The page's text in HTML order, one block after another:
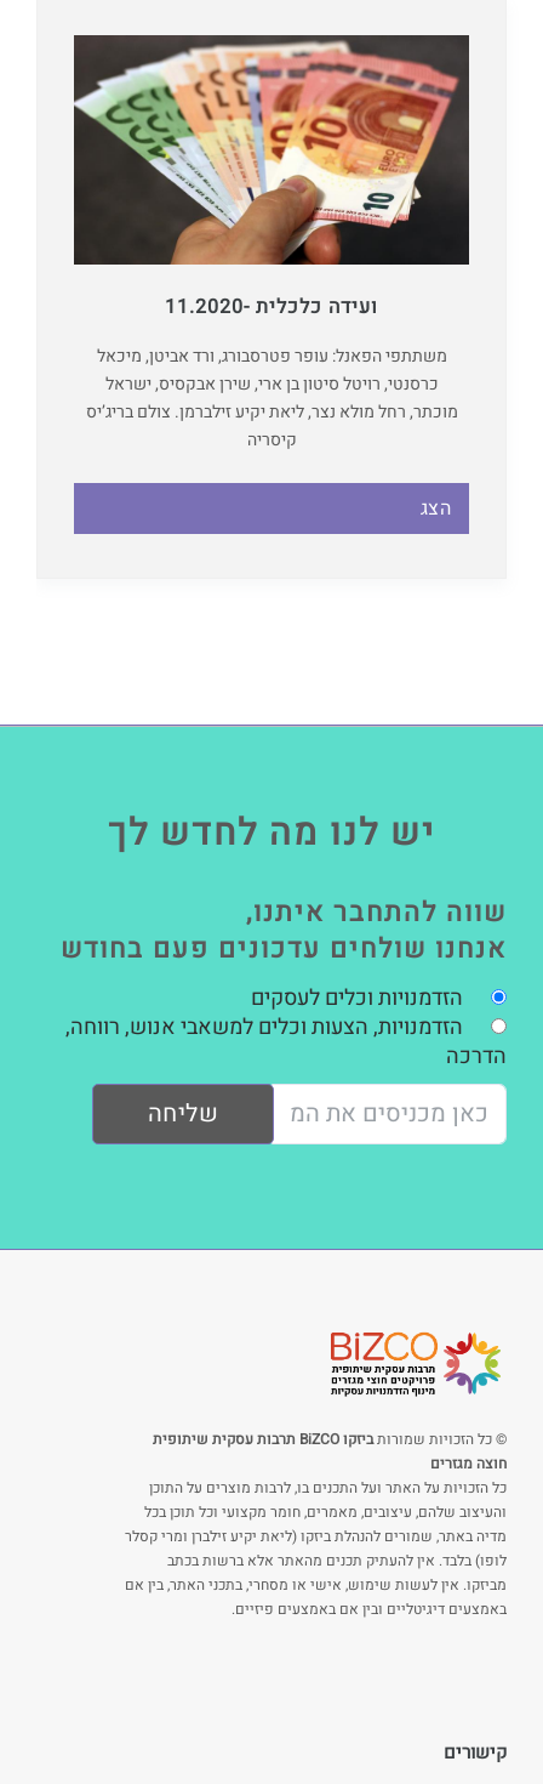
ועידה כלכלית -11.2020
משתתפי הפאנל: עופר פטרסבורג, ורד אביטן, מיכאל
כרסנטי, רויטל סיטון בן ארי, שירן אבקסיס, ישראל
מוכתר, רחל מולא נצר, ליאת יקיע זילברמן. צולם בריג’יס
קיסריה
הצג
יש לנו מה לחדש לך
שווה להתחבר איתנו,
אנחנו שולחים עדכונים פעם בחודש
הזדמנויות וכלים לעסקים
הזדמנויות, הצעות וכלים למשאבי אנוש, רווחה,
הדרכה
שליחה
© כל הזכויות שמורות
ביזקו BiZCO תרבות עסקית שיתופית
חוצה מגזרים
כל הזכויות על האתר ועל התכנים בו, לרבות מוצרים על התוכן
והעיצוב שלהם, עיצובים, מאמרים, חומר מקצועי וכל תוכן בכל
מדיה באתר, שמורים להנהלת ביזקו (ליאת יקיע זילברן ומרי קסלר
לופו) בלבד. אין להעתיק תכנים מהאתר אלא ברשות בכתב
מביזקו. אין לעשות שימוש, אישי או מסחרי, בתכני האתר, בין אם
באמצעים דיגיטליים ובין אם באמצעים פיזיים.
קישורים